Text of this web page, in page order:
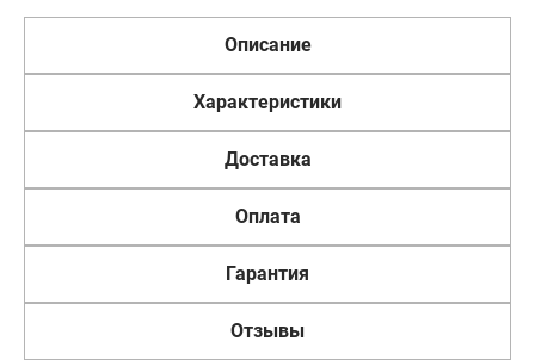
Описание
Характеристики
Доставка
Оплата
Гарантия
Отзывы